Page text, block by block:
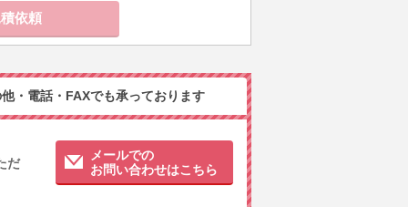
・電話・FAXでも承っております
だ
メールでの
お問い合わせはこちら